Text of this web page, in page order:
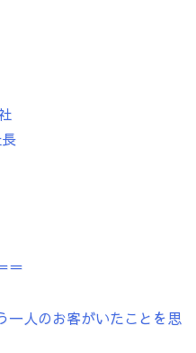
＝
一人のお客がいたことを思